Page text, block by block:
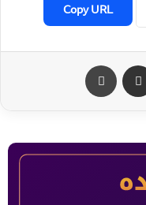
Copy URL